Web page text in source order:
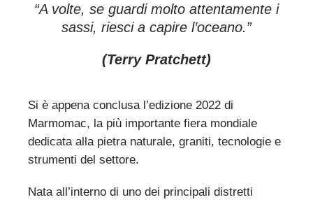
“A volte, se guardi molto attentamente i
sassi, riesci a capire l’oceano.”
(Terry Pratchett)
Si è appena conclusa l’edizione 2022 di
Marmomac, la più importante fiera mondiale
dedicata alla pietra naturale, graniti, tecnologie e
strumenti del settore.
Nata all’interno di uno dei principali distretti